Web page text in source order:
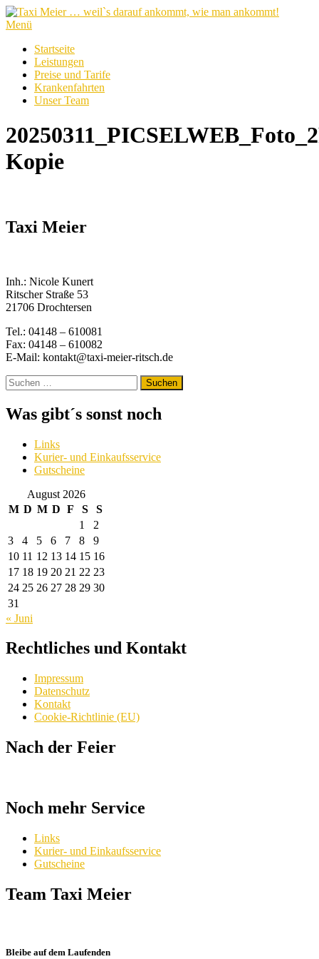
Zum
Inhalt
Menü
Startseite
Leistungen
Preise und Tarife
Krankenfahrten
Unser Team
Kopie
Taxi Meier
Inh.: Nicole Kunert
Ritscher Straße 53
21706 Drochtersen
Tel.: 04148 – 610081
Fax: 04148 – 610082
E-Mail: kontakt@taxi-meier-ritsch.de
Suchen
nach:
Was gibt´s sonst noch
Links
Kurier- und Einkaufsservice
Gutscheine
August 2026
M D M D F S
S
1
2
3
4 5 6 7 8
9
10 11 12 13 14 15 16
17 18 19 20 21 22 23
24 25 26 27 28 29 30
31
« Juni
Rechtliches und Kontakt
Impressum
Datenschutz
Kontakt
Cookie-Richtlinie (EU)
Nach der Feier
Noch mehr Service
Links
Kurier- und Einkaufsservice
Gutscheine
Team Taxi Meier
Bleibe auf dem Laufenden